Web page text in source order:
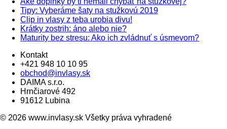
Tipy: Vyberáme šaty na stužkovú 2019
Clip in vlasy z teba urobia divu!
Krátky zostrih: áno alebo nie?
Maturity bez stresu: Ako ich zvládnuť s úsmevom?
Kontakt
+421 948 10 10 95
obchod@invlasy.sk
DAIMA s.r.o.
Hrnčiarové 492
91612 Lubina
© 2026 www.invlasy.sk Všetky práva vyhradené